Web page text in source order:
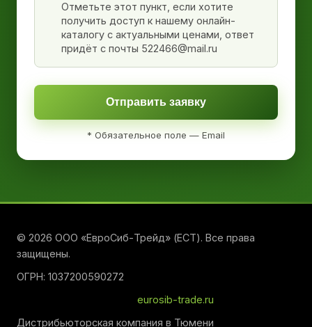
Отметьте этот пункт, если хотите
получить доступ к нашему онлайн-
каталогу с актуальными ценами, ответ
придёт с почты 522466@mail.ru
Отправить заявку
* Обязательное поле — Email
© 2026 ООО «ЕвроСиб-Трейд» (ЕСТ). Все права
защищены.
ОГРН: 1037200590272
eurosib-trade.ru
Дистрибьюторская компания в Тюмени